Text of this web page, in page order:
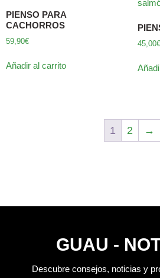
PIENSO PARA
CACHORROS
59,90€
Añadir al carrito
45,00€
1 2 →
GUAU -
Descubre consejos, noticias y